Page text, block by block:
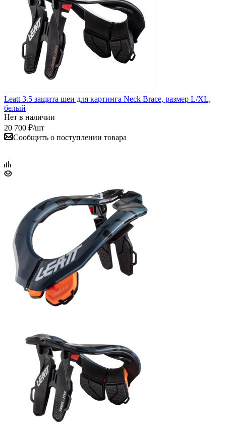
Leatt 3.5 защита шеи для картинга Neck Brace, размер L/XL,
белый
Нет в наличии
20 700 ₽/шт
Сообщить о поступлении товара